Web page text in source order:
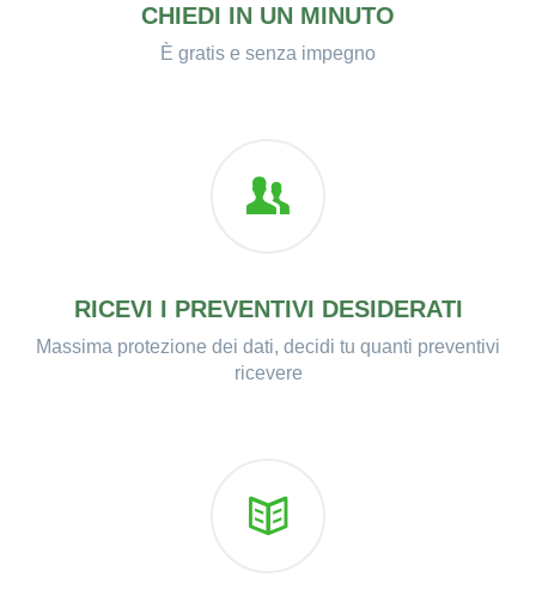
CHIEDI IN UN MINUTO
È gratis e senza impegno
RICEVI I PREVENTIVI DESIDERATI
Massima protezione dei dati, decidi tu quanti preventivi
ricevere